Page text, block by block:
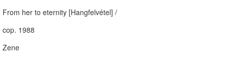
From her to eternity [Hangfelvétel] /
cop. 1988
Zene